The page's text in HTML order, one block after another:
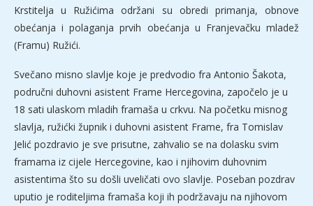
Krstitelja u Ružićima održani su obredi primanja, obnove
obećanja i polaganja prvih obećanja u Franjevačku mladež
(Framu) Ružići.
Svečano misno slavlje koje je predvodio fra Antonio Šakota,
područni duhovni asistent Frame Hercegovina, započelo je u
18 sati ulaskom mladih framaša u crkvu. Na početku misnog
slavlja, ružićki župnik i duhovni asistent Frame, fra Tomislav
Jelić pozdravio je sve prisutne, zahvalio se na dolasku svim
framama iz cijele Hercegovine, kao i njihovim duhovnim
asistentima što su došli uveličati ovo slavlje. Poseban pozdrav
uputio je roditeljima framaša koji ih podržavaju na njihovom